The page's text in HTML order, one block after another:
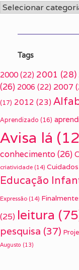
Categorias
Tags
2000 (22) 2001 (28)
(26) 2006 (22) 2007
(17) 2012 (23)
Aprendizado (16)
Avisa lá
conhecimento(26)
criatividade (14) Cuidados
Educação
Expressão (14)
(25) leitura
pesquisa (37)
Augusto (13)